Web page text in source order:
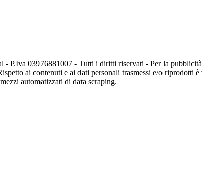
- P.Iva 03976881007 - Tutti i diritti riservati - Per la
ai contenuti e ai dati personali trasmessi e/o riprodotti
automatizzati di data scraping.